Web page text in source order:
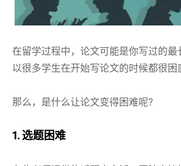
在留学过程中，论文可能是你写过的
以很多学生在开始写论文的时候都很
那么，是什么让论文变得困难呢?
1. 选题困难